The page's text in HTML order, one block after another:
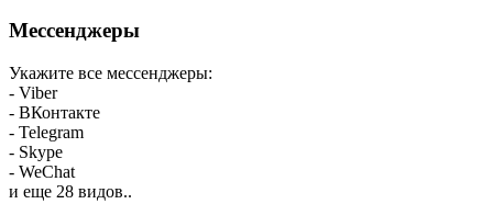
Мессенджеры
Укажите все мессенджеры:
- Viber
- ВКонтакте
- Telegram
- Skype
- WeChat
и еще 28 видов..